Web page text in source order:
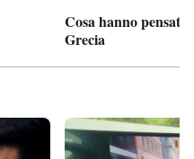
Cosa hanno pensato
Grecia